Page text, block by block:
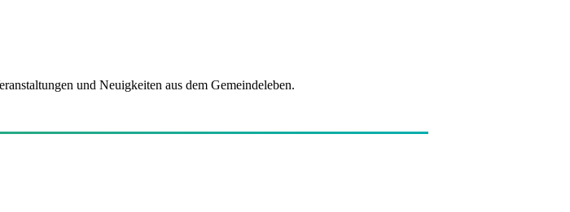
und Neuigkeiten aus dem Gemeindeleben.